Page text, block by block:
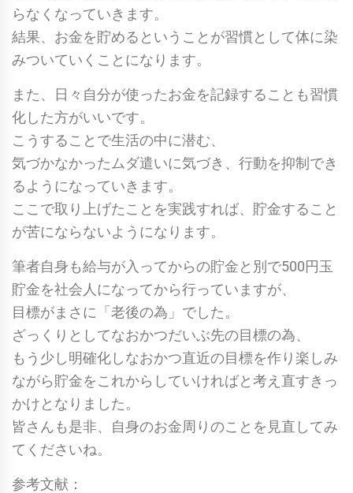
らなくなっていきます。
結果、お金を貯めるということが習慣として体に染
みついていくことになります。
また、日々自分が使ったお金を記録することも習慣
化した方がいいです。
こうすることで生活の中に潜む、
気づかなかったムダ遣いに気づき、行動を抑制でき
るようになっていきます。
ここで取り上げたことを実践すれば、貯金すること
が苦にならないようになります。
筆者自身も給与が入ってからの貯金と別で500円玉
貯金を社会人になってから行っていますが、
目標がまさに「老後の為」でした。
ざっくりとしてなおかつだいぶ先の目標の為、
もう少し明確化しなおかつ直近の目標を作り楽しみ
ながら貯金をこれからしていければと考え直すきっ
かけとなりました。
皆さんも是非、自身のお金周りのことを見直してみ
てくださいね。
参考文献：